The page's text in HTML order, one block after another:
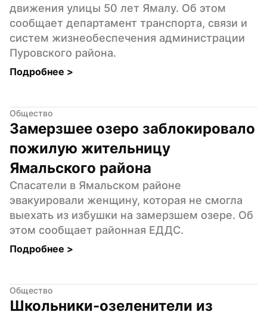
движения улицы 50 лет Ямалу. Об этом
сообщает департамент транспорта, связи и
систем жизнеобеспечения администрации
Пуровского района.
Подробнее >
Общество
Замерзшее озеро заблокировало
пожилую жительницу
Ямальского района
Спасатели в Ямальском районе
эвакуировали женщину, которая не смогла
выехать из избушки на замерзшем озере. Об
этом сообщает районная ЕДДС.
Подробнее >
Общество
Школьники-озеленители из